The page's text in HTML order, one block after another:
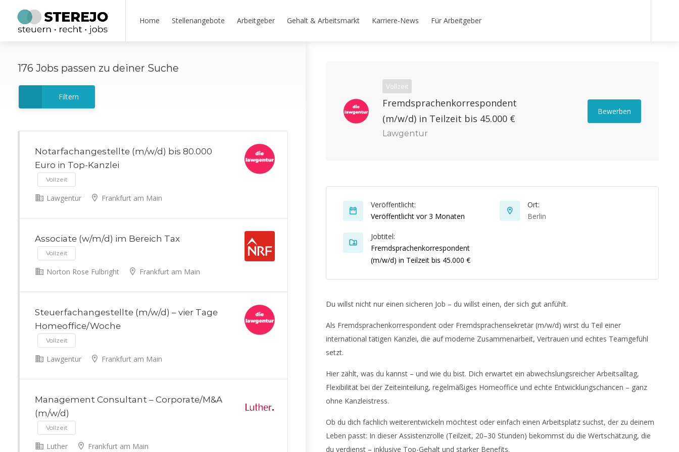
Home Stellenangebote Arbeitgeber Gehalt & Arbeitsmarkt Karriere-News Für Arbeitgeber
176 Jobs passen zu deiner Suche
Filtern
Notarfachangestellte (m/w/d) bis 80.000
Euro in Top-Kanzlei
Vollzeit
Lawgentur Frankfurt am Main
Associate (w/m/d) im Bereich Tax
Vollzeit
Norton Rose Fulbright Frankfurt am Main
Steuerfachangestellte (m/w/d) – vier Tage
Homeoffice/Woche
Vollzeit
Lawgentur Frankfurt am Main
Management Consultant – Corporate/M&A
(m/w/d)
Vollzeit
Luther Frankfurt am Main
Vollzeit
Fremdsprachenkorrespondent
(m/w/d) in Teilzeit bis 45.000 €
Lawgentur
Bewerben
Veröffentlicht:
Veröffentlicht vor 3 Monaten
Ort:
Berlin
Jobtitel:
Fremdsprachenkorrespondent
(m/w/d) in Teilzeit bis 45.000 €
Du willst nicht nur einen sicheren Job – du willst einen, der sich gut anfühlt.
Als Fremdsprachenkorrespondent oder Fremdsprachensekretär (m/w/d) wirst du Teil einer
international tätigen Kanzlei, die auf moderne Zusammenarbeit, Vertrauen und echtes Teamgefühl
setzt.
Hier zählt, was du kannst – und wie du bist. Dich erwartet ein abwechslungsreicher Arbeitsalltag,
Flexibilität bei der Zeiteinteilung, regelmäßiges Homeoffice und echte Entwicklungschancen – ganz
ohne Kanzleistress.
Ob du dich fachlich weiterentwickeln möchtest oder einfach einen Arbeitsplatz suchst, der zu deinem
Leben passt: In dieser Assistenzrolle (Teilzeit, 20–30 Stunden) bekommst du die Wertschätzung, die
du verdienst – inklusive Top-Gehalt und starker Benefits.